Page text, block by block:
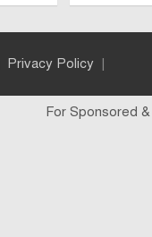
Privacy Policy
For Sponsored